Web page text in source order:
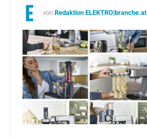
vonRedaktion ELEKTRO|branche.at